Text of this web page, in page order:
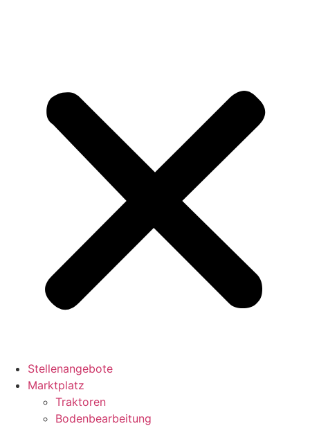
Stellenangebote
Marktplatz
Traktoren
Bodenbearbeitung